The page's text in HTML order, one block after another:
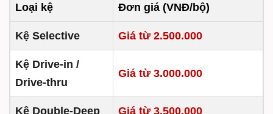
Loại kệ Đơn giá (VNĐ/bộ)
Kệ Selective Giá từ 2.500.000
Kệ Drive-in /
Drive-thru
Giá từ 3.000.000
Kệ Double-Deep Giá từ 3.500.000